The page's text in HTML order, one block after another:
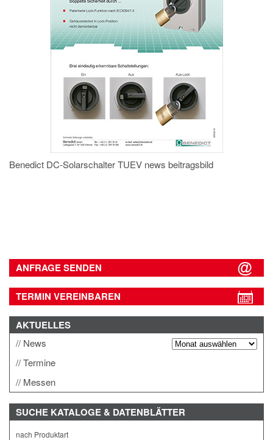
Benedict DC-Solarschalter TUEV news beitragsbild
ANFRAGE SENDEN
TERMIN VEREINBAREN
AKTUELLES
News
Termine
Messen
SUCHE KATALOGE & DATENBLÄTTER
nach Produktart